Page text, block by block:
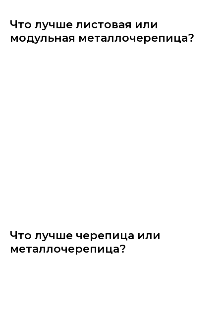
Что лучше листовая или
модульная металлочерепица?
Что лучше черепица или
металлочерепица?